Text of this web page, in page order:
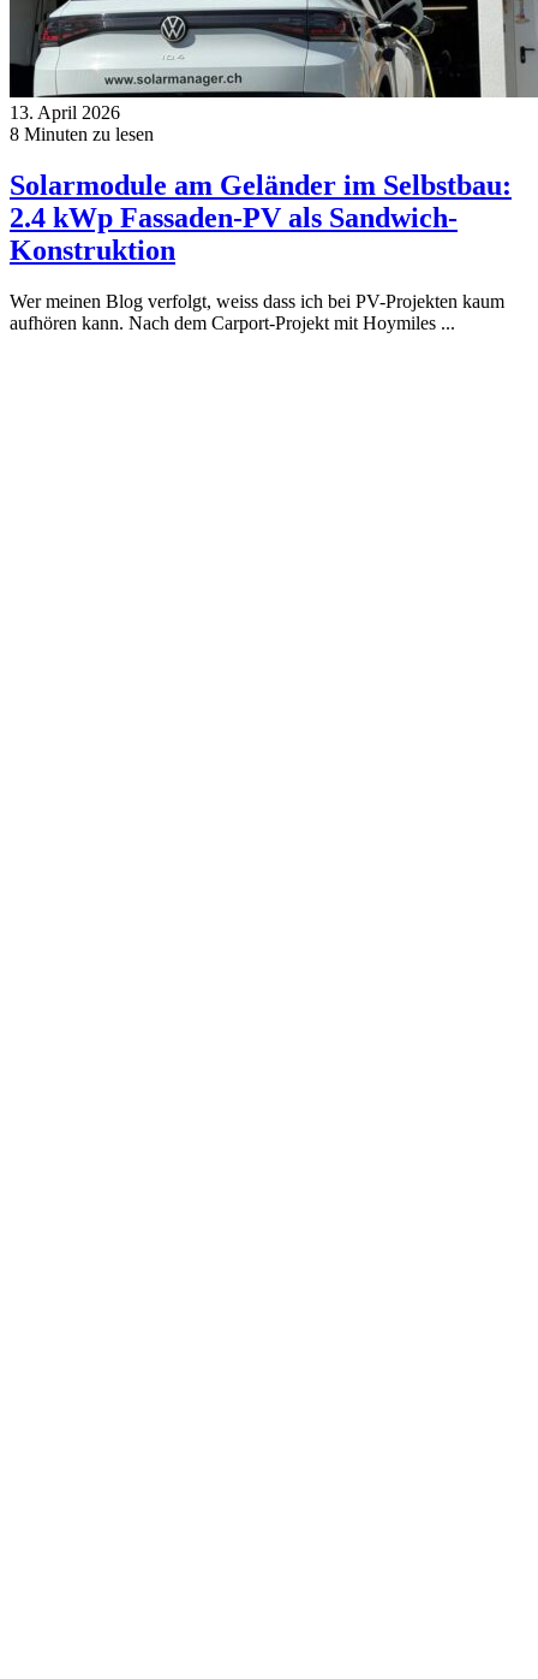
13. April 2026
8 Minuten zu lesen
Solarmodule am Geländer im Selbstbau:
2.4 kWp Fassaden-PV als Sandwich-
Konstruktion
Wer meinen Blog verfolgt, weiss dass ich bei PV-Projekten kaum
aufhören kann. Nach dem Carport-Projekt mit Hoymiles ...